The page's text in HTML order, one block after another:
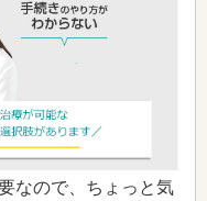
なので、ちょっと気